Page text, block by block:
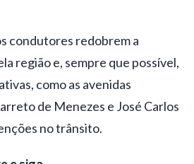
condutores redobrem a
região e, sempre que possível,
como as avenidas
de Menezes e José Carlos
no trânsito.